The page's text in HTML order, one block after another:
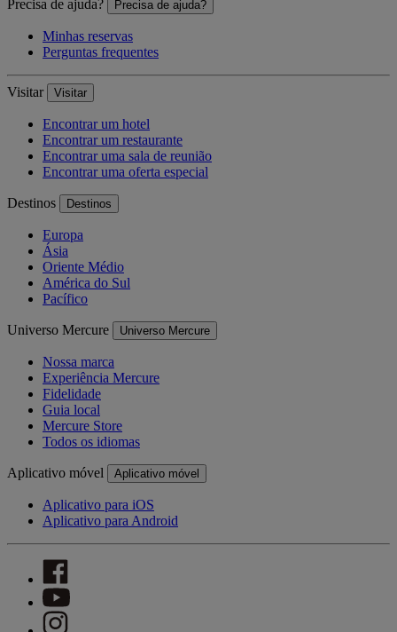
Precisa de ajuda? Precisa de ajuda?
Minhas reservas
Perguntas frequentes
Visitar Visitar
Encontrar um hotel
Encontrar um restaurante
Encontrar uma sala de reunião
Encontrar uma oferta especial
Destinos Destinos
Europa
Ásia
Oriente Médio
América do Sul
Pacífico
Universo Mercure Universo Mercure
Nossa marca
Experiência Mercure
Fidelidade
Guia local
Mercure Store
Todos os idiomas
Aplicativo móvel Aplicativo móvel
Aplicativo para iOS
Aplicativo para Android